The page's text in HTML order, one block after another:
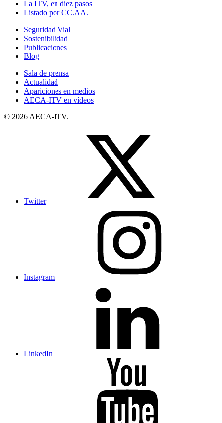
La ITV, en diez pasos
Listado por CC.AA.
Seguridad Vial
Sostenibilidad
Publicaciones
Blog
Sala de prensa
Actualidad
Apariciones en medios
AECA-ITV en vídeos
© 2026 AECA-ITV.
Twitter
Instagram
LinkedIn